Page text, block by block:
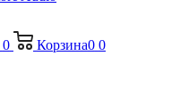
0 Корзина0 0